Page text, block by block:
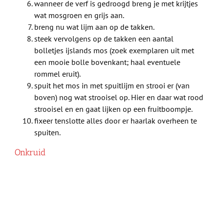
wanneer de verf is gedroogd breng je met krijtjes
wat mosgroen en grijs aan.
breng nu wat lijm aan op de takken.
steek vervolgens op de takken een aantal
bolletjes ijslands mos (zoek exemplaren uit met
een mooie bolle bovenkant; haal eventuele
rommel eruit).
spuit het mos in met spuitlijm en strooi er (van
boven) nog wat strooisel op. Hier en daar wat rood
strooisel en en gaat lijken op een fruitboompje.
fixeer tenslotte alles door er haarlak overheen te
spuiten.
Onkruid